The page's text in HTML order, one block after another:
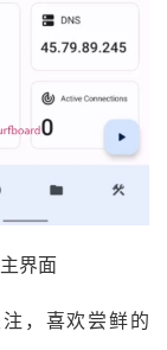
界面
，喜欢尝鲜的